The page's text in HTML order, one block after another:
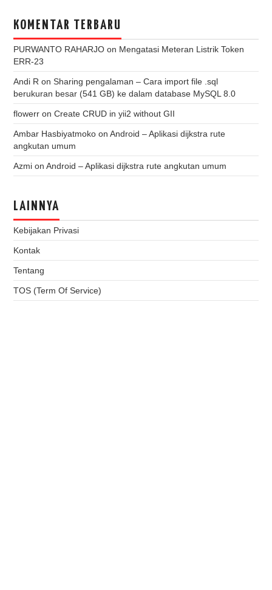
KOMENTAR TERBARU
PURWANTO RAHARJO on Mengatasi Meteran Listrik Token
ERR-23
Andi R onSharing pengalaman – Cara import file .sql
berukuran besar (541 GB) ke dalam database MySQL 8.0
flowerr onCreate CRUD in yii2 without GII
Ambar Hasbiyatmoko onAndroid – Aplikasi dijkstra rute
angkutan umum
Azmi onAndroid – Aplikasi dijkstra rute angkutan umum
LAINNYA
Kebijakan Privasi
Kontak
Tentang
TOS (Term Of Service)